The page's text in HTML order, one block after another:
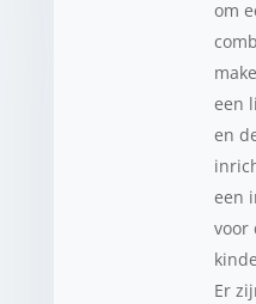
om
een
en
een
voor
Er